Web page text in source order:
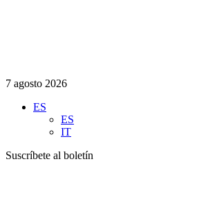
7 agosto 2026
ES
ES
IT
Suscríbete al boletín